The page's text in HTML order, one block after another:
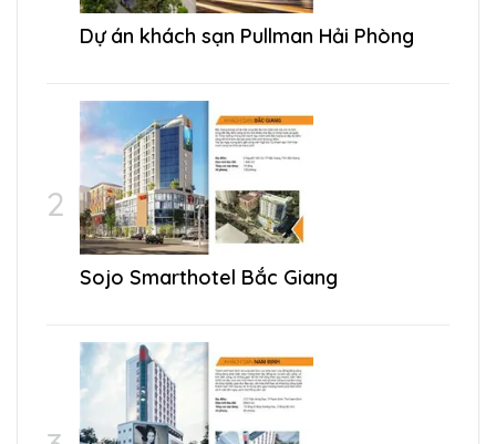
Dự án khách sạn Pullman Hải Phòng
Sojo Smarthotel Bắc Giang